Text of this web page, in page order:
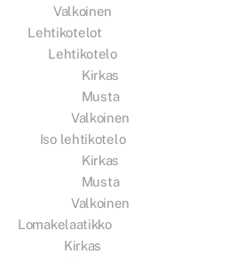
Valkoinen
Lehtikotelot
Lehtikotelo
Kirkas
Musta
Valkoinen
Iso lehtikotelo
Kirkas
Musta
Valkoinen
Lomakelaatikko
Kirkas